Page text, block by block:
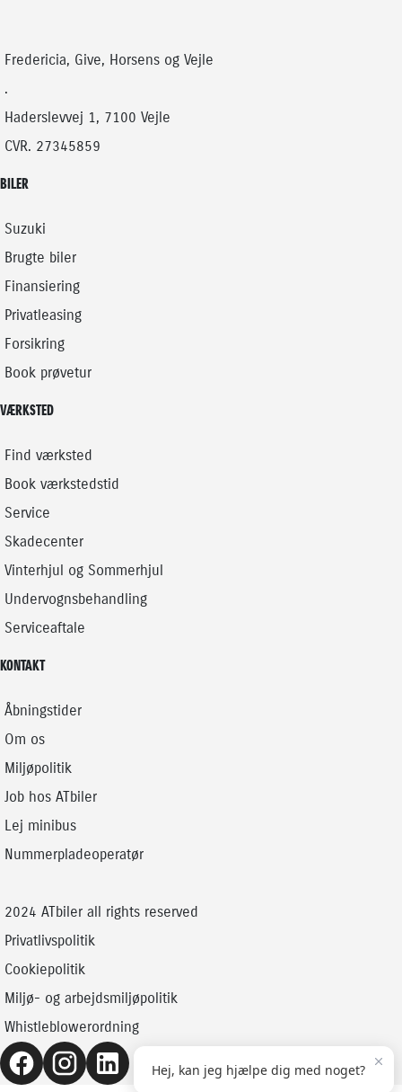
KONTANT 284.900
Fredericia, Give, Horsens og Vejle
.
Haderslevvej 1, 7100 Vejle
CVR. 27345859
BILER
Suzuki
Brugte biler
Finansiering
Privatleasing
Forsikring
Book prøvetur
VÆRKSTED
Find værksted
Book værkstedstid
Service
Skadecenter
Vinterhjul og Sommerhjul
Undervognsbehandling
Serviceaftale
KONTAKT
Åbningstider
Om os
Miljøpolitik
Job hos ATbiler
Lej minibus
Nummerpladeoperatør
2024 ATbiler all rights reserved
Privatlivspolitik
Cookiepolitik
Miljø- og arbejdsmiljøpolitik
Whistleblowerordning